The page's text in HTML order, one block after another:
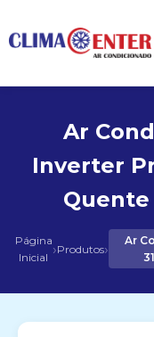
Ar
Inverter
Quente
Página
Inicial ›Produtos›
Ar